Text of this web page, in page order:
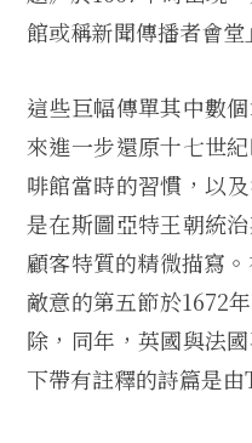
館或稱新聞傳播者會堂
這些巨幅傳單其中數
來進一步還原十七世
啡館當時的習慣，以
是在斯圖亞特王朝統
顧客特質的精微描寫
敵意的第五節於1672
除，同年，英國與法
下帶有註釋的詩篇是